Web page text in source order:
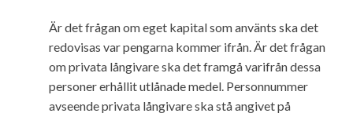
Är det frågan om eget kapital som använts ska det
redovisas var pengarna kommer ifrån. Är det frågan
om privata långivare ska det framgå varifrån dessa
personer erhållit utlånade medel. Personnummer
avseende privata långivare ska stå angivet på